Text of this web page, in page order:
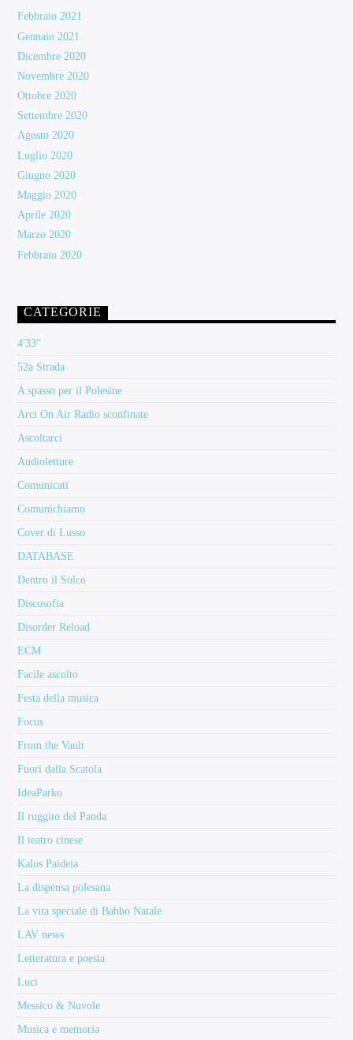
Febbraio 2021
Gennaio 2021
Dicembre 2020
Novembre 2020
Ottobre 2020
Settembre 2020
Agosto 2020
Luglio 2020
Giugno 2020
Maggio 2020
Aprile 2020
Marzo 2020
Febbraio 2020
CATEGORIE
4'33''
52a Strada
A spasso per il Polesine
Arci On Air Radio sconfinate
Ascoltarci
Audioletture
Comunicati
Comunichiamo
Cover di Lusso
DATABASE
Dentro il Solco
Discosofia
Disorder Reload
ECM
Facile ascolto
Festa della musica
Focus
From the Vault
Fuori dalla Scatola
IdeaParko
Il ruggito del Panda
Il teatro cinese
Kalos Paideia
La dispensa polesana
La vita speciale di Babbo Natale
LAV news
Letteratura e poesia
Luci
Messico & Nuvole
Musica e memoria